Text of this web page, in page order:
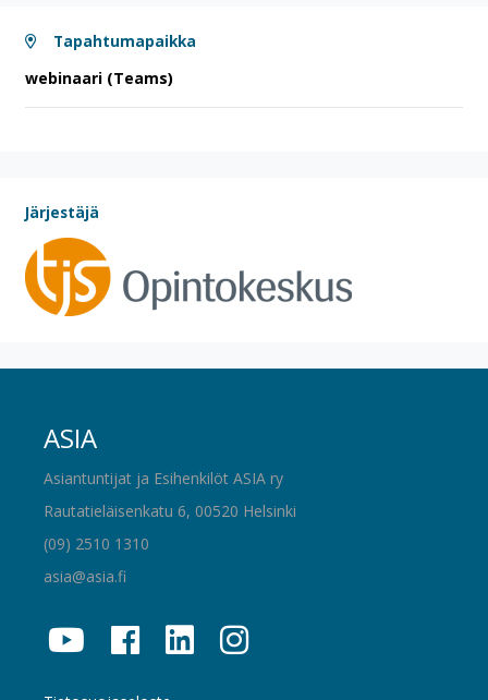
Tapahtumapaikka
webinaari (Teams)
Järjestäjä
ASIA
Asiantuntijat ja Esihenkilöt ASIA ry
Rautatieläisenkatu 6, 00520 Helsinki
(09) 2510 1310
asia@asia.fi